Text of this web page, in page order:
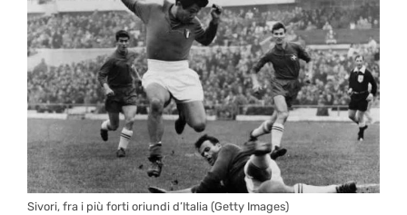
Sivori, fra i più forti oriundi d’Italia (Getty Images)